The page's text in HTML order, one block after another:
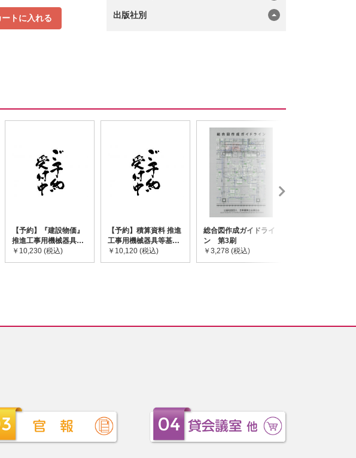
出版社別
ートに入れる
【予約】『建設物価』
推進工事用機械器具等
基礎価格表 2026年度
版 ※2026/8/31発売予
￥10,230 (税込)
【予約】積算資料 推進
工事用機械器具等基礎
価格表 2026年度版
※2026/8/31発売予定
￥10,120 (税込)
総合図作成ガイドライ
ン 第3刷
￥3,278 (税込)